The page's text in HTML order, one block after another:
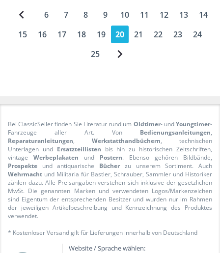
6 7 8 9 10 11 12 13
14
15
16 17 18 19 20 21 22 23
24
25
Bei ClassicSeller finden Sie Literatur rund um Oldtimer- undYoungtimer-
Fahrzeuge aller Art. Von Bedienungsanleitungen,
Reparaturanleitungen, Werkstatthandbüchern, technischen
Unterlagen und Ersatzteillisten bis hin zu historischen Zeitschriften,
vintage Werbeplakaten und Postern. Ebenso gehören Bildbände,
Prospekte und antiquarische Bücher zu unserem Sortiment. Auch
Wehrmacht und Militaria für Bastler, Schrauber, Sammler und Historiker
zählen dazu. Alle Preisangaben verstehen sich inklusive der gesetzlichen
MwSt. Die genannten Marken und verwendeten Logos/Markenzeichen
sind Eigentum der entsprechenden Besitzer und wurden nur im Rahmen
der jeweiligen Artikelbeschreibung und Kennzeichnung des Produktes
verwendet.
* Kostenloser Versand gilt für Lieferungen innerhalb von Deutschland
Website / Sprache wählen: